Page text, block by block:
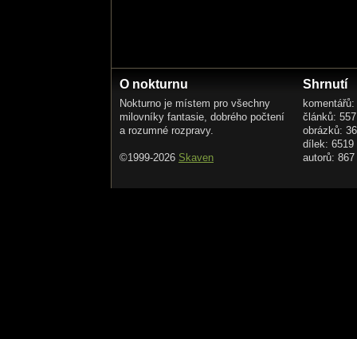
O nokturnu
Nokturno je místem pro všechny
milovníky fantasie, dobrého počtení
a rozumné rozpravy.
©1999-2026 Skaven
Shrnutí
článků: 557
obrázků:
dílek: 6519
autorů: 867